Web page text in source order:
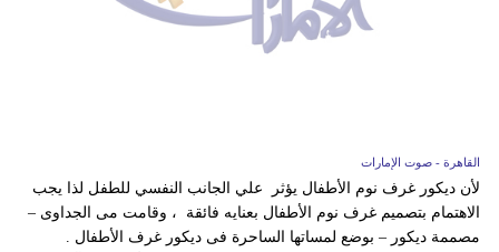
القاهرة - صوت الإمارات
لأن ديكور غرف نوم الأطفال يؤثر علي الجانب النفسي للطفل لذا يجب
الاهتمام بتصميم غرف نوم الأطفال بعنايه فائقة ، وقامت مى الجداوى –
مصممة ديكور – بوضع لمساتها الساحرة فى ديكور غرف الأطفال .